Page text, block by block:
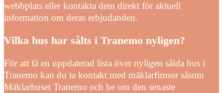
webbplats eller kontakta dem direkt för aktuell
information om deras erbjudanden.
Vilka hus har sålts i Tranemo nyligen?
För att få en uppdaterad lista över nyligen sålda hus i
Tranemo kan du ta kontakt med mäklarfirmor såsom
Mäklarhuset Tranemo och be om den senaste